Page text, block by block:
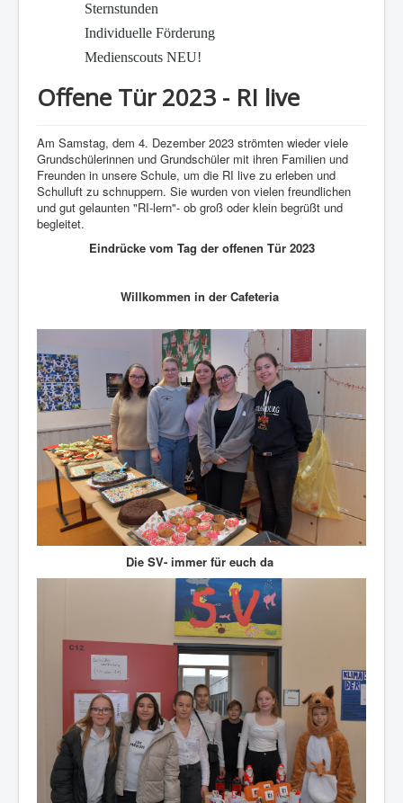
Sternstunden
Individuelle Förderung
Medienscouts NEU!
Offene Tür 2023 - RI live
Am Samstag, dem 4. Dezember 2023 strömten wieder viele
Grundschülerinnen und Grundschüler mit ihren Familien und
Freunden in unsere Schule, um die RI live zu erleben und
Schulluft zu schnuppern. Sie wurden von vielen freundlichen
und gut gelaunten "RI-lern"- ob groß oder klein begrüßt und
begleitet.
Eindrücke vom Tag der offenen Tür 2023
Willkommen in der Cafeteria
Die SV- immer für euch da